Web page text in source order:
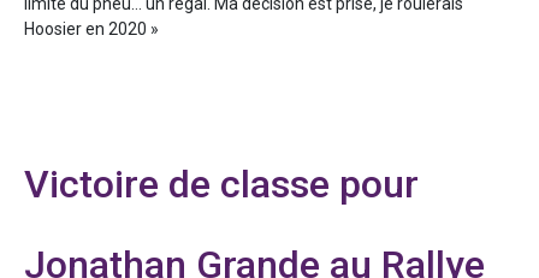
Hoosier en 2020 »
Victoire de classe pour
Jonathan Grande au Rallye